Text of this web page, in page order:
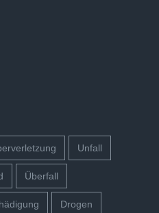
Unfall
Überfall
Drogen